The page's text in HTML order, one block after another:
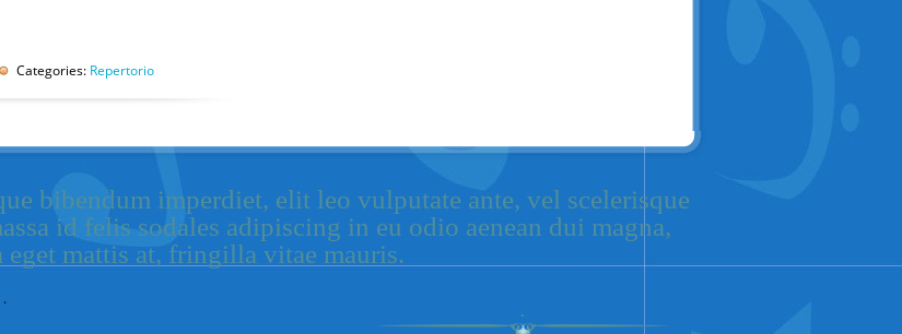
Categories: Repertorio
bibendum imperdiet, elit leo vulputate ante, vel scelerisque
id felis sodales adipiscing in eu odio aenean dui magna,
eget mattis at, fringilla vitae mauris.
. .